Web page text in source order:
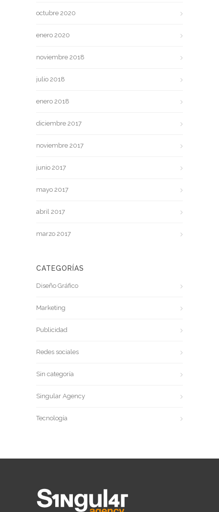
octubre 2020
enero 2020
noviembre 2018
julio 2018
enero 2018
diciembre 2017
noviembre 2017
junio 2017
mayo 2017
abril 2017
marzo 2017
CATEGORÍAS
Diseño Gráfico
Marketing
Publicidad
Redes sociales
Sin categoría
Singular Agency
Tecnología